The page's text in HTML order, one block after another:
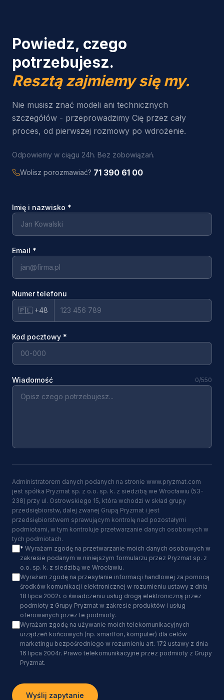
Powiedz, czego
potrzebujesz.
Resztą zajmiemy się my.
Nie musisz znać modeli ani technicznych
szczegółów - przeprowadzimy Cię przez cały
proces, od pierwszej rozmowy po wdrożenie.
Odpowiemy w ciągu 24h. Bez zobowiązań.
Wolisz porozmawiać? 71 390 61 00
Imię i nazwisko *
Email *
Numer telefonu
🇵🇱 +48
Kod pocztowy *
Wiadomość 0/550
Administratorem danych podanych na stronie www.pryzmat.com
jest spółka Pryzmat sp. z o.o. sp. k. z siedzibą we Wrocławiu (53-
238) przy ul. Ostrowskiego 15, która wchodzi w skład grupy
przedsiębiorstw, dalej zwanej Grupą Pryzmat i jest
przedsiębiorstwem sprawującym kontrolę nad pozostałymi
podmiotami, w tym kontroluje przetwarzanie danych osobowych w
tych podmiotach.
* Wyrażam zgodę na przetwarzanie moich danych osobowych w
zakresie podanym w niniejszym formularzu przez Pryzmat sp. z
o.o. sp. k. z siedzibą we Wrocławiu.
Wyrażam zgodę na przesyłanie informacji handlowej za pomocą
środków komunikacji elektronicznej w rozumieniu ustawy z dnia
18 lipca 2002r. o świadczeniu usług drogą elektroniczną przez
podmioty z Grupy Pryzmat w zakresie produktów i usług
oferowanych przez te podmioty.
Wyrażam zgodę na używanie moich telekomunikacyjnych
urządzeń końcowych (np. smartfon, komputer) dla celów
marketingu bezpośredniego w rozumieniu art. 172 ustawy z dnia
16 lipca 2004r. Prawo telekomunikacyjne przez podmioty z Grupy
Pryzmat.
Wyślij zapytanie